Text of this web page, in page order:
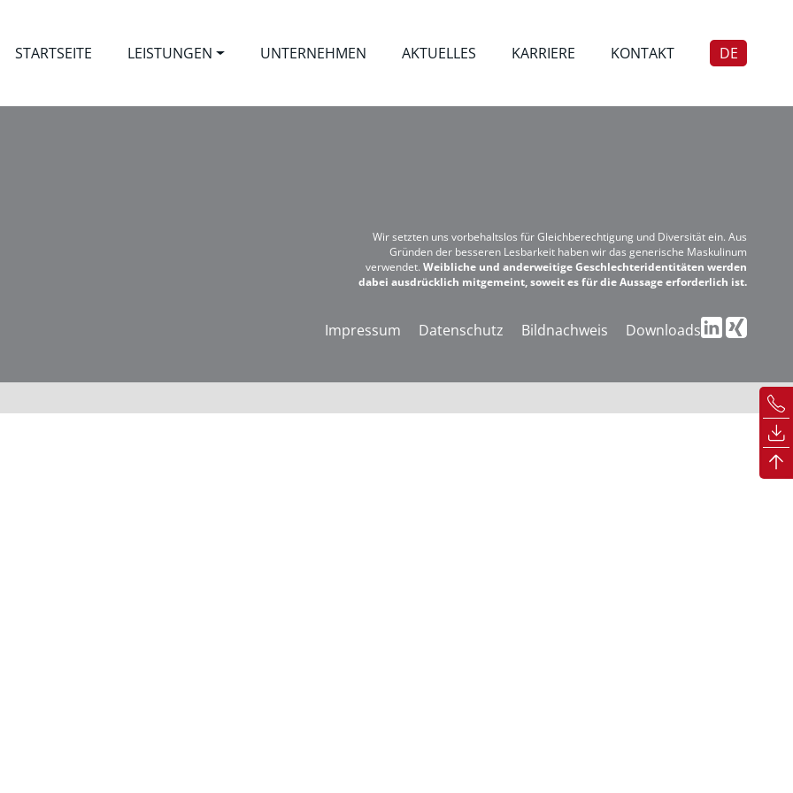
STARTSEITE LEISTUNGEN UNTERNEHMEN AKTUELLES KARRIERE KONTAKT
DE
Wir setzten uns vorbehaltslos für Gleichberechtigung und Diversität ein. Aus
Gründen der besseren Lesbarkeit haben wir das generische Maskulinum
verwendet. Weibliche und anderweitige Geschlechteridentitäten werden
dabei ausdrücklich mitgemeint, soweit es für die Aussage erforderlich ist.
Impressum Datenschutz Bildnachweis Downloads